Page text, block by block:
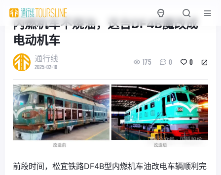
内燃机车不烧油，这台DF4B魔改成
电动机车
通行线
2025-02-10
175 0 0
前段时间，松宜铁路DF4B型内燃机车油改电车辆顺利完